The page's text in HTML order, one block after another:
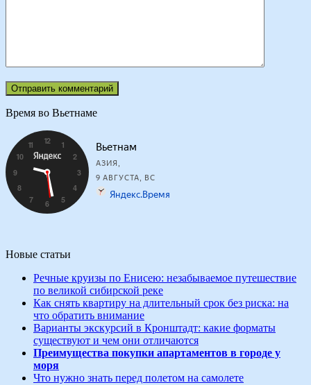
Время во Вьетнаме
Новые статьи
Речные круизы по Енисею: незабываемое путешествие
по великой сибирской реке
Как снять квартиру на длительный срок без риска: на
что обратить внимание
Варианты экскурсий в Кронштадт: какие форматы
существуют и чем они отличаются
Преимущества покупки апартаментов в городе у
моря
Что нужно знать перед полетом на самолете